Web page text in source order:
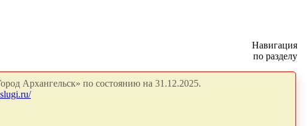
Навигация
по разделу
Архангельск» по состоянию на 31.12.2025.